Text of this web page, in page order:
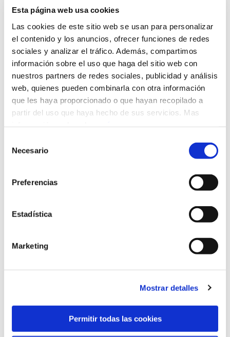
Esta página web usa cookies
Las cookies de este sitio web se usan para personalizar
el contenido y los anuncios, ofrecer funciones de redes
sociales y analizar el tráfico. Además, compartimos
información sobre el uso que haga del sitio web con
nuestros partners de redes sociales, publicidad y análisis
web, quienes pueden combinarla con otra información
que les haya proporcionado o que hayan recopilado a
partir del uso que haya hecho de sus servicios. Mas
Necesario
Preferencias
Estadística
Marketing
Mostrar detalles
Permitir todas las cookies
citaciones y notificaciones de toda índole
En defecto de esta comunicación se tendrá por
domicilio para citaciones y notificaciones el piso
o local perteneciente a la comunidad, surtiendo
plenos efectos jurídicos las entregadas al
ocupante del mismo.
Si intentada una citación o notificación al
entenderá realizada mediante la colocación de la
comunicación correspondiente en el tablón de
uso general habilitado al efecto, con diligencia
expresiva de la fecha y motivos por los que se
procede a esta forma de notificación, firmada
por quien ejerza las funciones de Secretario de la
notificación practicada de esta forma producirá
plenos efectos jurídicos en el plazo de tres días
En el presente caso la exposición de los datos
la comunidad no obedece a los supuestos
expuestos en la Ley de Propiedad Horizontal.